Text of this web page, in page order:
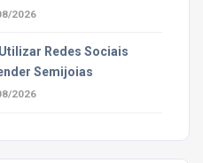
2026
Redes Sociais
Semijoias
2026